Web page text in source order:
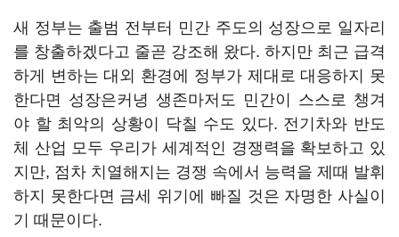
새 정부는 출범 전부터 민간 주도의 성장으로 일자리
를 창출하겠다고 줄곧 강조해 왔다. 하지만 최근 급격
하게 변하는 대외 환경에 정부가 제대로 대응하지 못
한다면 성장은커녕 생존마저도 민간이 스스로 챙겨
야 할 최악의 상황이 닥칠 수도 있다. 전기차와 반도
체 산업 모두 우리가 세계적인 경쟁력을 확보하고 있
지만, 점차 치열해지는 경쟁 속에서 능력을 제때 발휘
하지 못한다면 금세 위기에 빠질 것은 자명한 사실이
기 때문이다.